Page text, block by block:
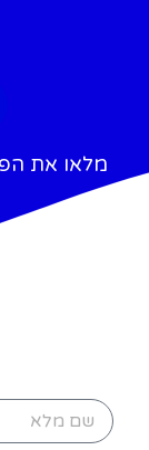
מלאו את